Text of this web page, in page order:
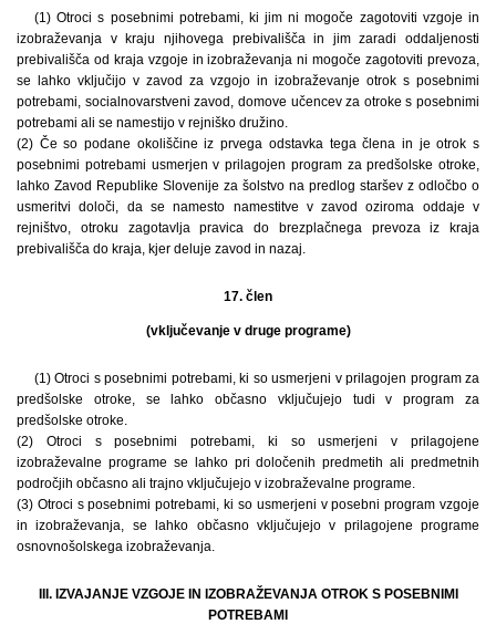
(1) Otroci s posebnimi potrebami, ki jim ni mogoče zagotoviti vzgoje in
izobraževanja v kraju njihovega prebivališča in jim zaradi oddaljenosti
prebivališča od kraja vzgoje in izobraževanja ni mogoče zagotoviti prevoza,
se lahko vključijo v zavod za vzgojo in izobraževanje otrok s posebnimi
potrebami, socialnovarstveni zavod, domove učencev za otroke s posebnimi
potrebami ali se namestijo v rejniško družino.
(2) Če so podane okoliščine iz prvega odstavka tega člena in je otrok s
posebnimi potrebami usmerjen v prilagojen program za predšolske otroke,
lahko Zavod Republike Slovenije za šolstvo na predlog staršev z odločbo o
usmeritvi določi, da se namesto namestitve v zavod oziroma oddaje v
rejništvo, otroku zagotavlja pravica do brezplačnega prevoza iz kraja
prebivališča do kraja, kjer deluje zavod in nazaj.
17. člen
(vključevanje v druge programe)
(1) Otroci s posebnimi potrebami, ki so usmerjeni v prilagojen program za
predšolske otroke, se lahko občasno vključujejo tudi v program za
predšolske otroke.
(2) Otroci s posebnimi potrebami, ki so usmerjeni v prilagojene
izobraževalne programe se lahko pri določenih predmetih ali predmetnih
področjih občasno ali trajno vključujejo v izobraževalne programe.
(3) Otroci s posebnimi potrebami, ki so usmerjeni v posebni program vzgoje
in izobraževanja, se lahko občasno vključujejo v prilagojene programe
osnovnošolskega izobraževanja.
III. IZVAJANJE VZGOJE IN IZOBRAŽEVANJA OTROK S POSEBNIMI
POTREBAMI